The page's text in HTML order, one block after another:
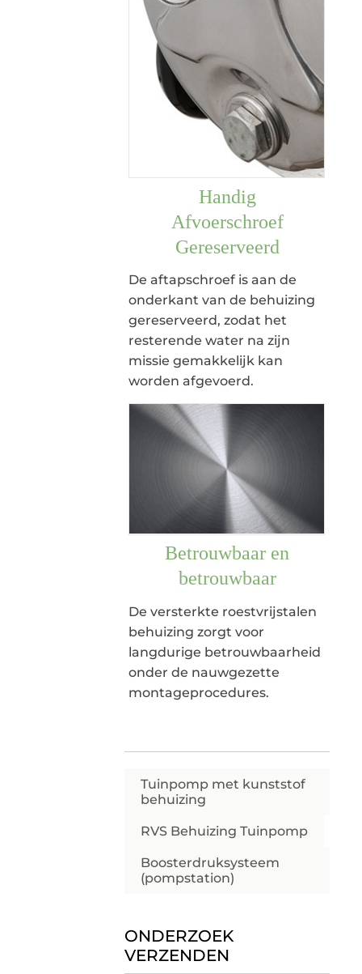
Handig
Afvoerschroef
Gereserveerd
De aftapschroef is aan de
onderkant van de behuizing
gereserveerd, zodat het
resterende water na zijn
missie gemakkelijk kan
worden afgevoerd.
Betrouwbaar en
betrouwbaar
De versterkte roestvrijstalen
behuizing zorgt voor
langdurige betrouwbaarheid
onder de nauwgezette
montageprocedures.
Tuinpomp met kunststof
behuizing
RVS Behuizing Tuinpomp
Boosterdruksysteem
(pompstation)
ONDERZOEK
VERZENDEN